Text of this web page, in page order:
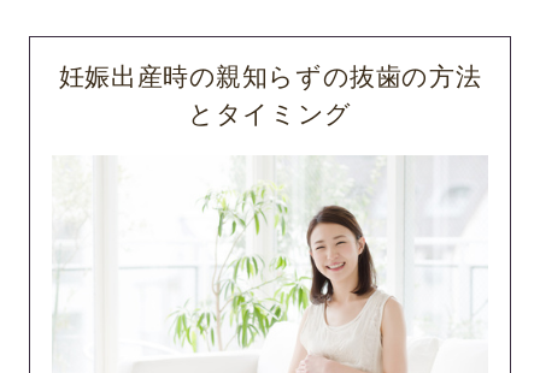
妊娠出産時の親知らずの抜歯の方法
とタイミング